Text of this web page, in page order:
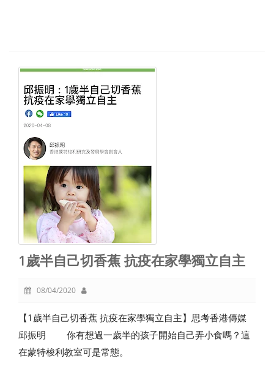
1歲半自己切香蕉 抗疫在家學獨立自主
08/04/2020
【1歲半自己切香蕉 抗疫在家學獨立自主】思考香港傳媒
邱振明 你有想過一歲半的孩子開始自己弄小食嗎？這
在蒙特梭利教室可是常態。